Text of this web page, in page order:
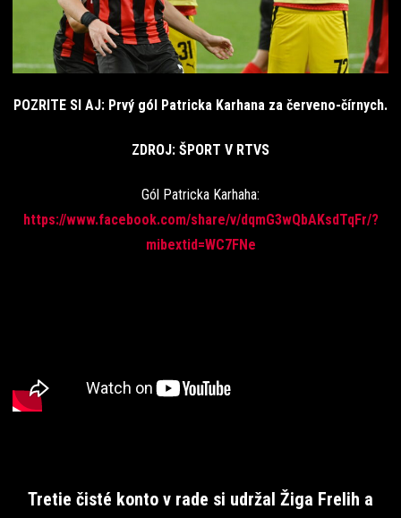
POZRITE SI AJ: Prvý gól Patricka Karhana za červeno-čírnych.
ZDROJ: ŠPORT V RTVS
Gól Patricka Karhaha:
https://www.facebook.com/share/v/dqmG3wQbAKsdTqFr/?
mibextid=WC7FNe
Tretie čisté konto v rade si udržal Žiga Frelih a